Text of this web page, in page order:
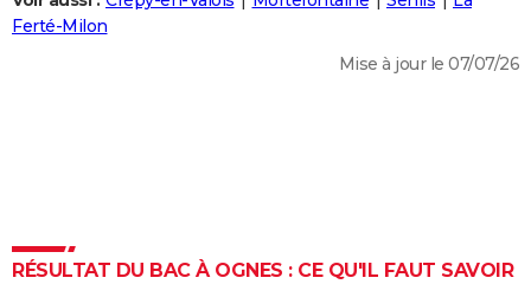
Destinations
City break
Voyage nature
Voyage de noces
Forum
Climat
+
PHOTO
Dictionnaire
Biographies
Citations
Expressions
Proverbes
PROGRAMME TV
Ferté-Milon
Mise à jour le 07/07/26
RÉSULTAT DU BAC À OGNES : CE QU'IL FAUT SAVOIR